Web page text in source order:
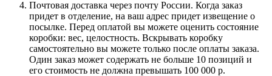
Почтовая доставка через почту России. Когда заказ
придет в отделение, на ваш адрес придет извещение о
посылке. Перед оплатой вы можете оценить состояние
коробки: вес, целостность. Вскрывать коробку
самостоятельно вы можете только после оплаты заказа.
Один заказ может содержать не больше 10 позиций и
его стоимость не должна превышать 100 000 р.